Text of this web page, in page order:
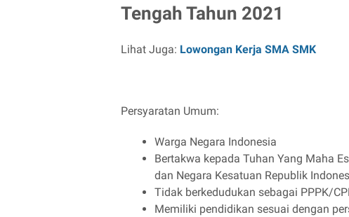
Tengah Tahun 2021
Lihat Juga: Lowongan Kerja SMA SMK
Persyaratan Umum:
Warga Negara Indonesia
Bertakwa kepada Tuhan Yang Maha
dan Negara Kesatuan Republik
Tidak berkedudukan sebagai PPPK/
Memiliki pendidikan sesuai dengan